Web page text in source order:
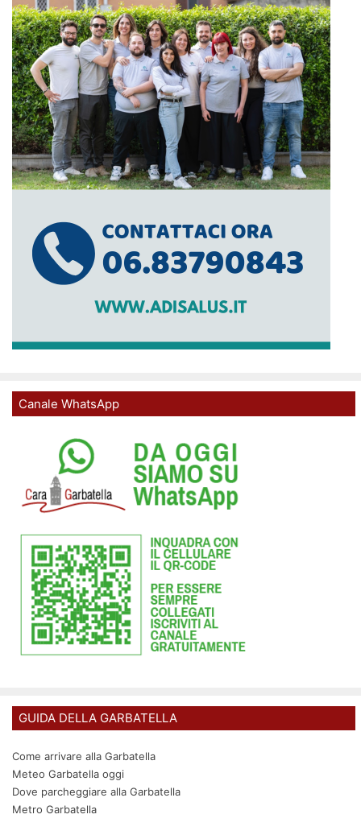
Canale WhatsApp
GUIDA DELLA GARBATELLA
Come arrivare alla Garbatella
Meteo Garbatella oggi
Dove parcheggiare alla Garbatella
Metro Garbatella